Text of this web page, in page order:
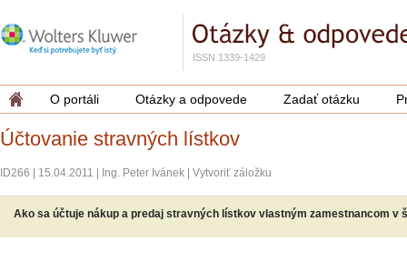
ISSN 1339-1429
O portáli Otázky a odpovede Zadať otázku
Účtovanie stravných lístkov
ID266 15.04.2011 Ing. Peter Ivánek Vytvoriť záložku
Ako sa účtuje nákup a predaj stravných lístkov vlastným zamestnancom v